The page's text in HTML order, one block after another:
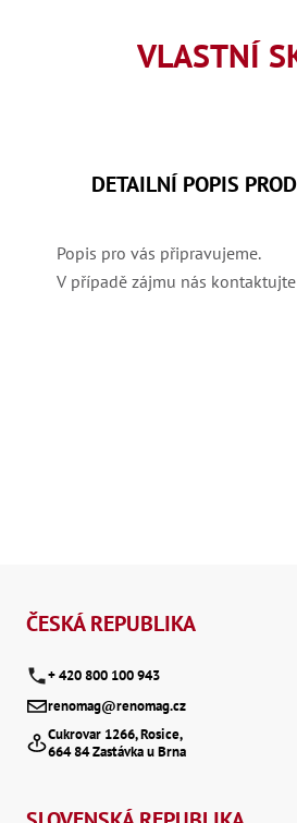
VLASTNÍ
DETAILNÍ POPIS
Popis pro vás připravujeme.
V případě zájmu nás
ČESKÁ REPUBLIKA
+ 420 800 100 943
renomag@renomag.cz
Cukrovar 1266, Rosice,
664 84 Zastávka u Brna